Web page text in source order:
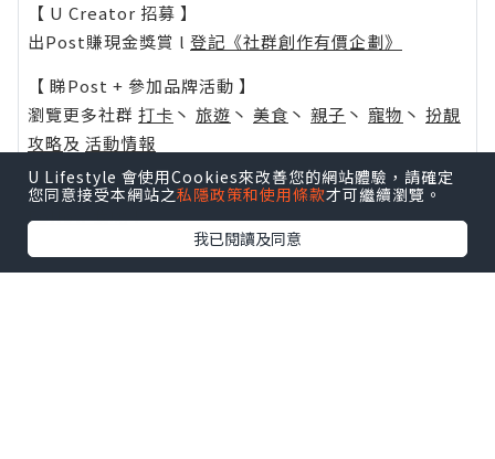
【 U Creator 招募 】
出Post賺現金獎賞 l 登記《社群創作有價企劃》
【 睇Post + 參加品牌活動 】
瀏覽更多社群 打卡 丶 旅遊 丶 美食 丶 親子 丶 寵物 丶 扮靚
攻略及 活動情報
U Blog開咗WhatsApp啦！發掘更多吃喝玩樂資訊！
Follow 我哋！
U Lifestyle 會使用Cookies來改善您的網站體驗，請確定
您同意接受本網站之私隱政策和使用條款才可繼續瀏覽。
我已閱讀及同意